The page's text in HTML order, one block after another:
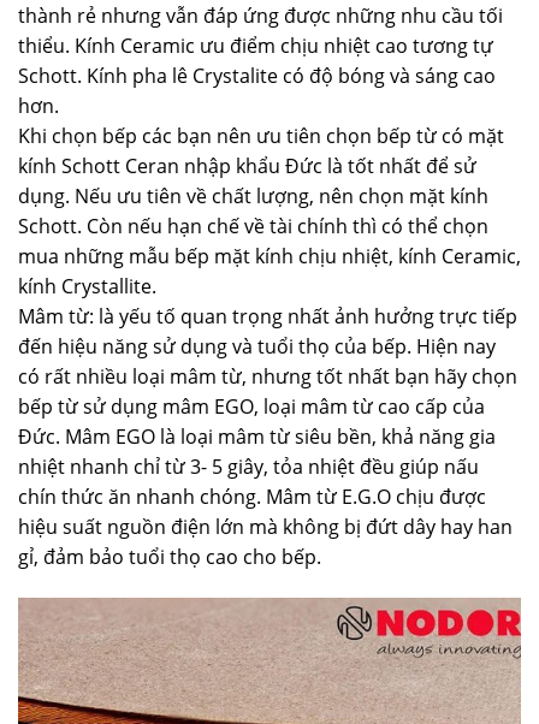
thành rẻ nhưng vẫn đáp ứng được những nhu cầu tối
thiểu. Kính Ceramic ưu điểm chịu nhiệt cao tương tự
Schott. Kính pha lê Crystalite có độ bóng và sáng cao
hơn.
Khi chọn bếp các bạn nên ưu tiên chọn bếp từ có mặt
kính Schott Ceran nhập khẩu Đức là tốt nhất để sử
dụng. Nếu ưu tiên về chất lượng, nên chọn mặt kính
Schott. Còn nếu hạn chế về tài chính thì có thể chọn
mua những mẫu bếp mặt kính chịu nhiệt, kính Ceramic,
kính Crystallite.
Mâm từ: là yếu tố quan trọng nhất ảnh hưởng trực tiếp
đến hiệu năng sử dụng và tuổi thọ của bếp. Hiện nay
có rất nhiều loại mâm từ, nhưng tốt nhất bạn hãy chọn
bếp từ sử dụng mâm EGO, loại mâm từ cao cấp của
Đức. Mâm EGO là loại mâm từ siêu bền, khả năng gia
nhiệt nhanh chỉ từ 3- 5 giây, tỏa nhiệt đều giúp nấu
chín thức ăn nhanh chóng. Mâm từ E.G.O chịu được
hiệu suất nguồn điện lớn mà không bị đứt dây hay han
gỉ, đảm bảo tuổi thọ cao cho bếp.